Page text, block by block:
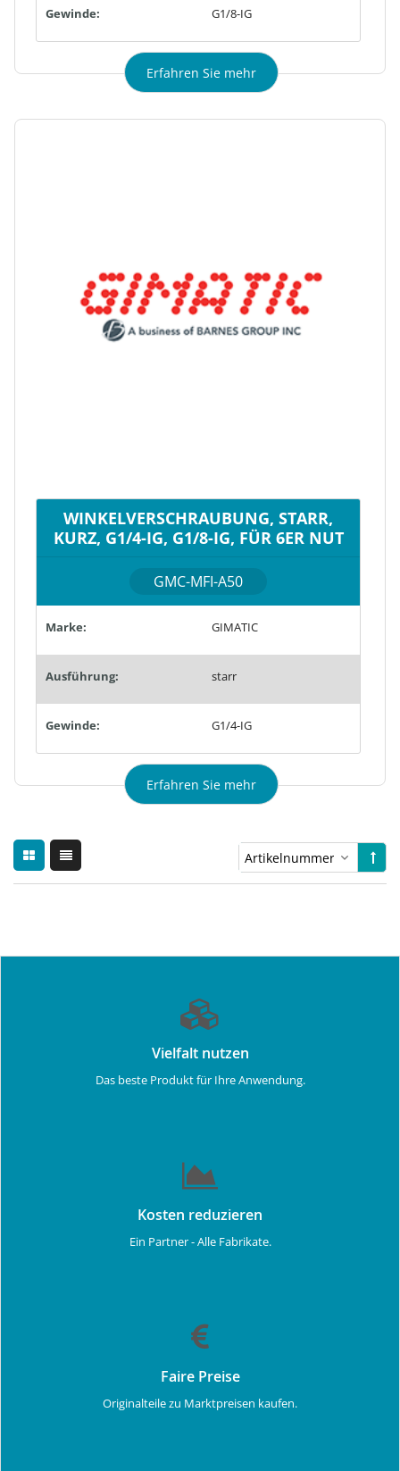
Gewinde: G1/8-IG
Erfahren Sie mehr
WINKELVERSCHRAUBUNG, STARR,
KURZ, G1/4-IG, G1/8-IG, FÜR 6ER NUT
GMC-MFI-A50
Marke: GIMATIC
Ausführung: starr
Gewinde: G1/4-IG
Erfahren Sie mehr
Vielfalt nutzen
Das beste Produkt für Ihre Anwendung.
Kosten reduzieren
Ein Partner - Alle Fabrikate.
Faire Preise
Originalteile zu Marktpreisen kaufen.